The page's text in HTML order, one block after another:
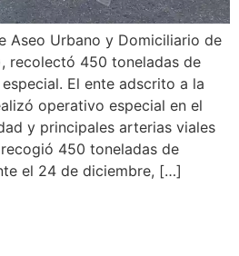
Aseo Urbano y Domiciliario de
recolectó 450 toneladas de
El ente adscrito a la
operativo especial en el
y principales arterias viales
450 toneladas de
el 24 de diciembre, […]